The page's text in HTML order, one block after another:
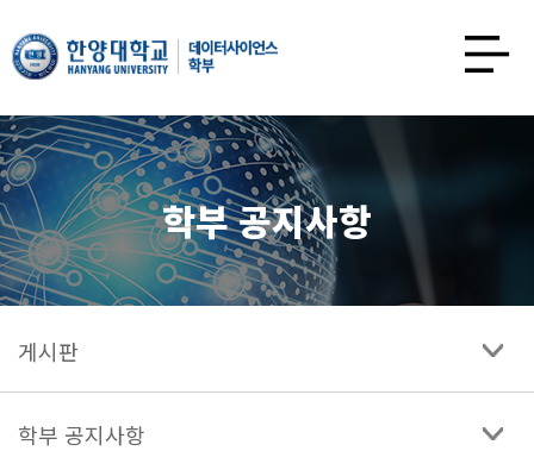
한양대학교
데이터사이언스학과
열기
학부 공지사항
게시판
학부 공지사항